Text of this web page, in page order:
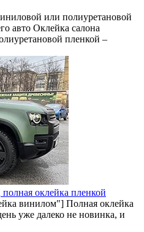
или полиуретановой
авто Оклейка салона
пленкой –
оклейка пленкой
винилом"] Полная оклейка
уже далеко не новинка, и